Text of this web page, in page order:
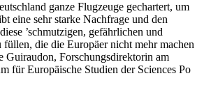
ganze Flugzeuge gechartert, um
eine sehr starke Nachfrage und den
’schmutzigen, gefährlichen und
füllen, die die Europäer nicht mehr machen
Forschungsdirektorin am
für Europäische Studien der Sciences Po